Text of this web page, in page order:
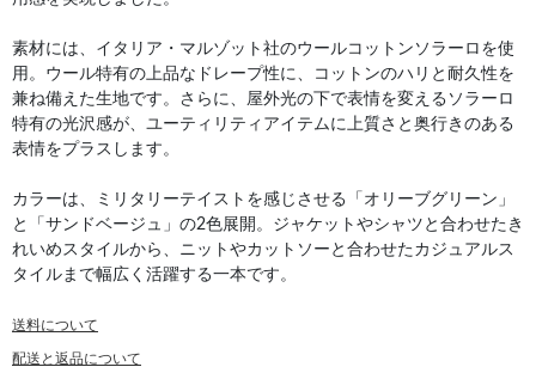
素材には、イタリア・マルゾット社のウールコットンソラーロを使
用。ウール特有の上品なドレープ性に、コットンのハリと耐久性を
兼ね備えた生地です。さらに、屋外光の下で表情を変えるソラーロ
特有の光沢感が、ユーティリティアイテムに上質さと奥行きのある
表情をプラスします。
カラーは、ミリタリーテイストを感じさせる「オリーブグリーン」
と「サンドベージュ」の2色展開。ジャケットやシャツと合わせたき
れいめスタイルから、ニットやカットソーと合わせたカジュアルス
タイルまで幅広く活躍する一本です。
送料について
配送と返品について